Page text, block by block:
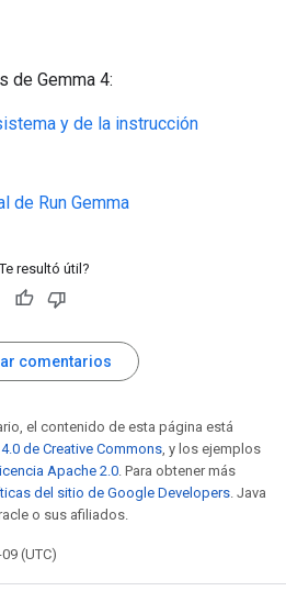
expanse of blue-green water
In the immediate
To the left, there are
Hazy hills or landmasses are
The scene is brightly lit
de Gemma 4:
y de la instrucción
de Run Gemma
resultó útil?
comentarios
el contenido de esta página está
de Creative Commons, y los ejemplos
licencia Apache 2.0. Para obtener más
del sitio de Google Developers. Java
o sus afiliados.
(UTC)